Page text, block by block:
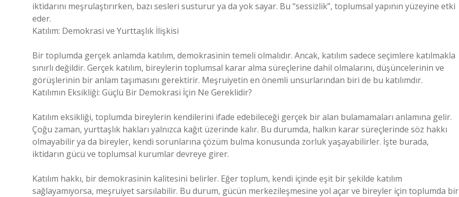
iktidarını meşrulaştırırken, bazı sesleri susturur ya da yok sayar. Bu “sessizlik”, toplumsal yapının yüzeyine etki
eder.
Katılım: Demokrasi ve Yurttaşlık İlişkisi
Bir toplumda gerçek anlamda katılım, demokrasinin temeli olmalıdır. Ancak, katılım sadece seçimlere katılmakla
sınırlı değildir. Gerçek katılım, bireylerin toplumsal karar alma süreçlerine dahil olmalarını, düşüncelerinin ve
görüşlerinin bir anlam taşımasını gerektirir. Meşruiyetin en önemli unsurlarından biri de bu katılımdır.
Katılımın Eksikliği: Güçlü Bir Demokrasi İçin Ne Gereklidir?
Katılım eksikliği, toplumda bireylerin kendilerini ifade edebileceği gerçek bir alan bulamamaları anlamına gelir.
Çoğu zaman, yurttaşlık hakları yalnızca kağıt üzerinde kalır. Bu durumda, halkın karar süreçlerinde söz hakkı
olmayabilir ya da bireyler, kendi sorunlarına çözüm bulma konusunda zorluk yaşayabilirler. İşte burada,
iktidarın gücü ve toplumsal kurumlar devreye girer.
Katılım hakkı, bir demokrasinin kalitesini belirler. Eğer toplum, kendi içinde eşit bir şekilde katılım
sağlayamıyorsa, meşruiyet sarsılabilir. Bu durum, gücün merkezileşmesine yol açar ve bireyler için toplumda bir